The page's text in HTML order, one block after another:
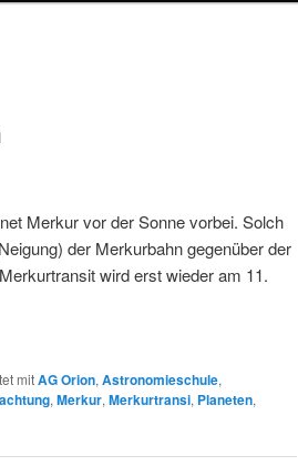
Merkur vor der Sonne vorbei. Solch
der Merkurbahn gegenüber der
wird erst wieder am 11.
mitAG Orion, Astronomieschule,
, Merkur, Merkurtransi, Planeten,